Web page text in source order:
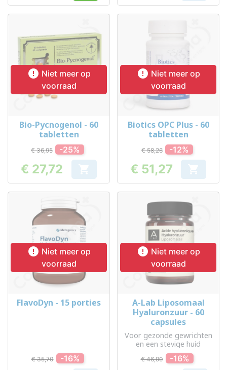
 Niet meer op
voorraad
Bio-Pycnogenol - 60
tabletten
€ 36,95 -25%
Prijs
€ 27,72 
 Niet meer op
voorraad
Biotics OPC Plus - 60
tabletten
€ 58,26 -12%
Prijs
€ 51,27 
 Niet meer op
voorraad
FlavoDyn - 15 porties
€ 35,70 -16%
 Niet meer op
voorraad
A-Lab Liposomaal
Hyaluronzuur - 60
capsules
Voor gezonde gewrichten
en een stevige huid
€ 46,90 -16%